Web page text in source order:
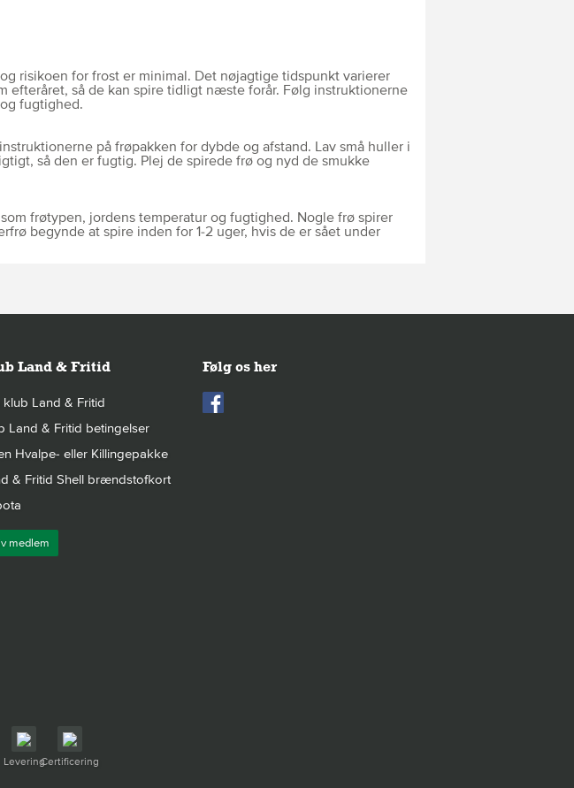
risikoen for frost er minimal. Det nøjagtige tidspunkt varierer
så de kan spire tidligt næste forår. Følg instruktionerne
fugtighed.
på frøpakken for dybde og afstand. Lav små huller i
så den er fugtig. Plej de spirede frø og nyd de smukke
frøtypen, jordens temperatur og fugtighed. Nogle frø spirer
begynde at spire inden for 1-2 uger, hvis de er sået under
Land & Fritid
klub Land & Fritid
Land & Fritid betingelser
Hvalpe- eller Killingepakke
& Fritid Shell brændstofkort
medlem
Følg os her
LeveringCertificering